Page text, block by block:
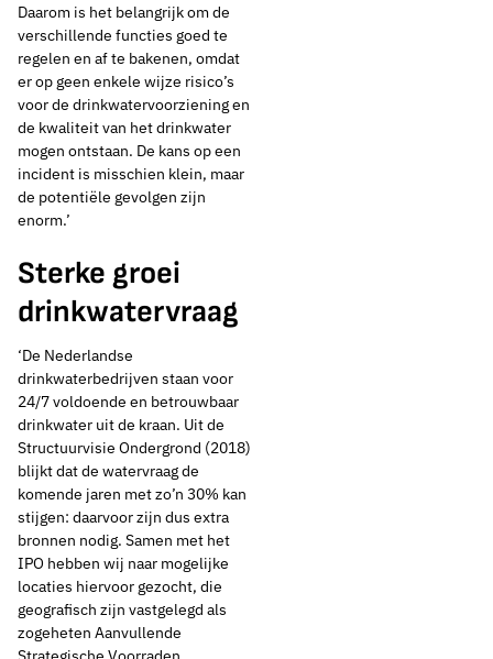
25 oktober 2022 Nieuws
Daarom is het belangrijk om de
verschillende functies goed te
regelen en af te bakenen, omdat
er op geen enkele wijze risico’s
voor de drinkwatervoorziening en
de kwaliteit van het drinkwater
mogen ontstaan. De kans op een
incident is misschien klein, maar
de potentiële gevolgen zijn
enorm.’
Sterke groei
drinkwatervraag
‘De Nederlandse
drinkwaterbedrijven staan voor
24/7 voldoende en betrouwbaar
drinkwater uit de kraan. Uit de
Structuurvisie Ondergrond (2018)
blijkt dat de watervraag de
komende jaren met zo’n 30% kan
stijgen: daarvoor zijn dus extra
bronnen nodig. Samen met het
IPO hebben wij naar mogelijke
locaties hiervoor gezocht, die
geografisch zijn vastgelegd als
zogeheten Aanvullende